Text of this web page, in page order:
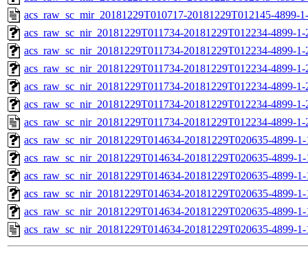
acs_raw_sc_mir_20181229T010717-20181229T012145-4899-
acs_raw_sc_nir_20181229T011734-20181229T012234-4899-
acs_raw_sc_nir_20181229T011734-20181229T012234-4899-
acs_raw_sc_nir_20181229T011734-20181229T012234-4899-
acs_raw_sc_nir_20181229T011734-20181229T012234-4899-
acs_raw_sc_nir_20181229T011734-20181229T012234-4899-
acs_raw_sc_nir_20181229T011734-20181229T012234-4899-
acs_raw_sc_nir_20181229T014634-20181229T020635-4899-
acs_raw_sc_nir_20181229T014634-20181229T020635-4899-
acs_raw_sc_nir_20181229T014634-20181229T020635-4899-
acs_raw_sc_nir_20181229T014634-20181229T020635-4899-
acs_raw_sc_nir_20181229T014634-20181229T020635-4899-
acs_raw_sc_nir_20181229T014634-20181229T020635-4899-